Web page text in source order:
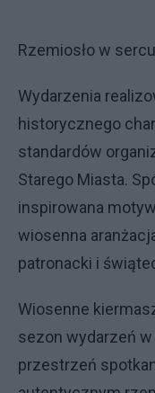
Rzemiosło w
Wydarzenia
historycznego
standardów
Starego Miasta.
inspirowana
wiosenna
patronacki i
Wiosenne
sezon wydarzeń
przestrzeń